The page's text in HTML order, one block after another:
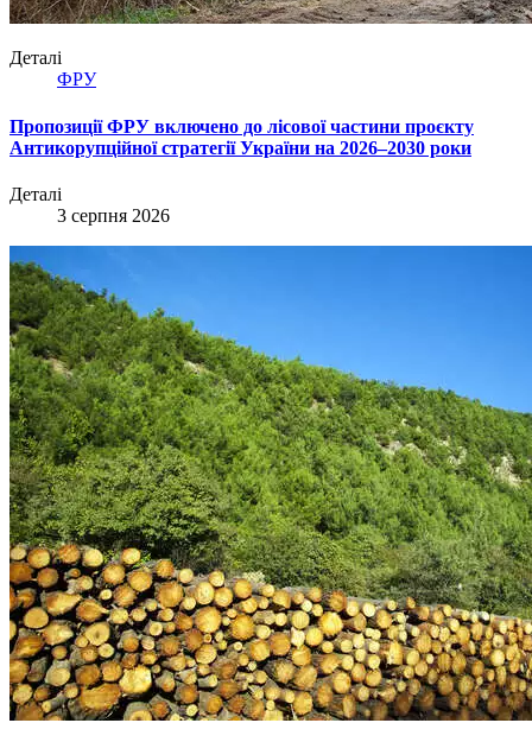
Деталі
ФРУ
Пропозиції ФРУ включено до лісової частини проєкту
Антикорупційної стратегії України на 2026–2030 роки
Деталі
3 серпня 2026